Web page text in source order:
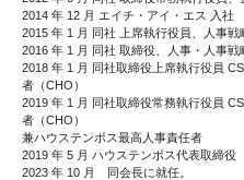
2014 年 12 月 エイチ・アイ・エス 入社
2015 年 1 月 同社 上席執行役員、人事戦
2016 年 1 月 同社 取締役、人事・人事戦
2018 年 1 月 同社取締役上席執行役員
者（CHO）
2019 年 1 月 同社取締役常務執行役員
者（CHO）
兼ハウステンボス最高人事責任者
2019 年 5 月 ハウステンボス代表取締役
2023 年 10 月 同会長に就任。